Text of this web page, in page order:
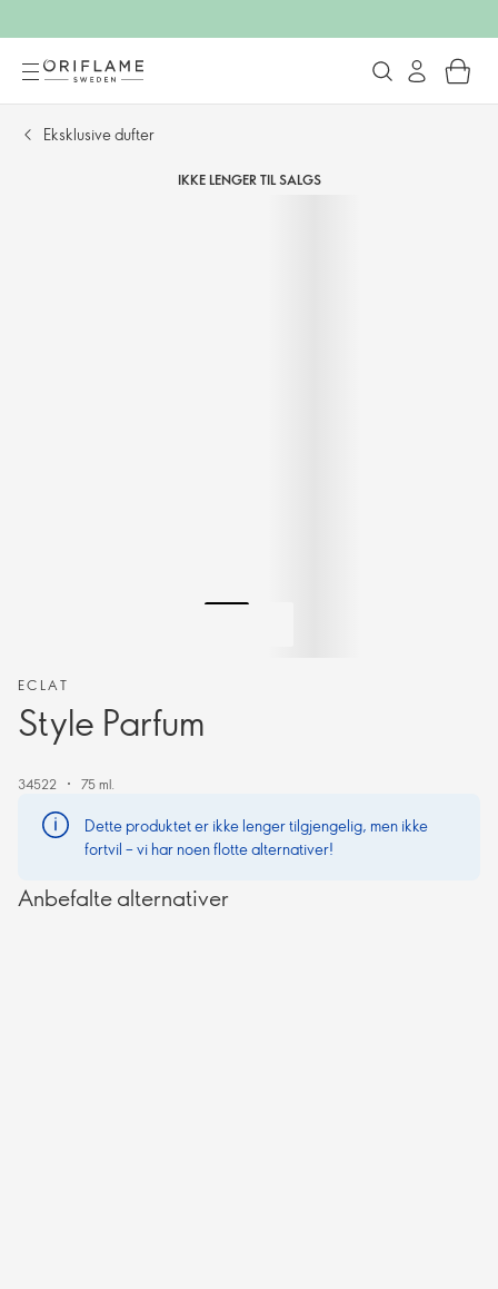
Eksklusive dufter
IKKE LENGER TIL SALGS
ECLAT
Style Parfum
34522 75 ml.
Dette produktet er ikke lenger tilgjengelig, men ikke
fortvil – vi har noen flotte alternativer!
Anbefalte alternativer